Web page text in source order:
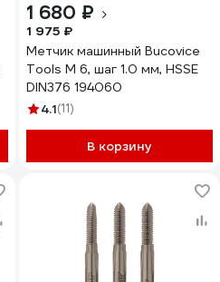
1 680 ₽
1 975 ₽
Метчик машинный Bucovice
Tools М 6, шаг 1.0 мм, HSSE
DIN376 194060
4.1(11)
В корзину